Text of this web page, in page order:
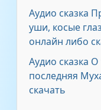
Аудио сказка
уши, косые
онлайн либо
Аудио сказка
последняя
скачать